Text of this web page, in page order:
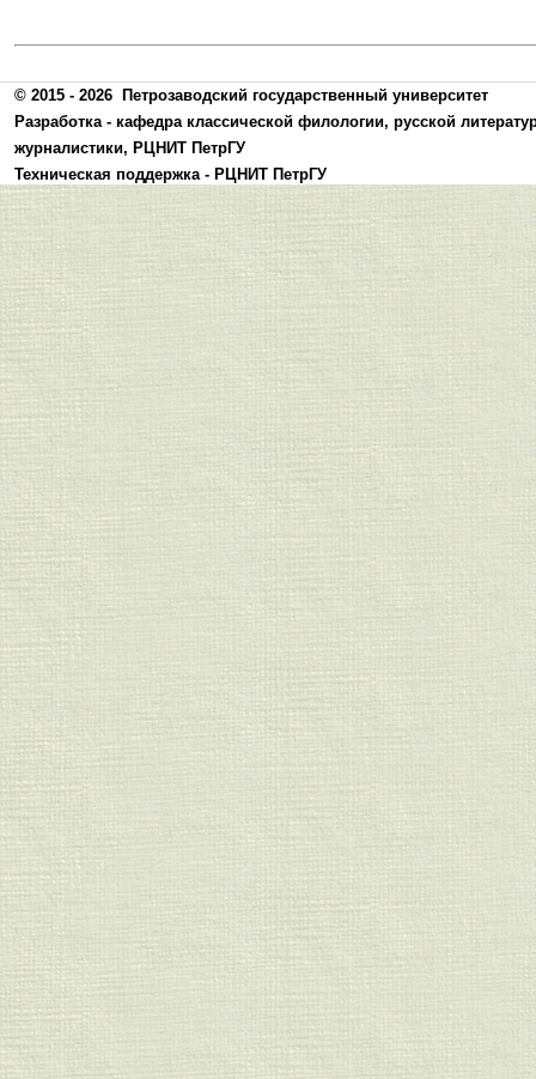
© 2015 - 2026
Петрозаводский государственный университет
Разработка - кафедра классической филологии, русской
журналистики, РЦНИТ ПетрГУ
Техническая поддержка - РЦНИТ ПетрГУ
Политика конфиденциальности